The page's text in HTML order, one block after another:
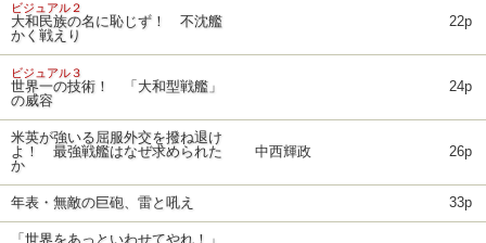
ビジュアル２
大和民族の名に恥じず！ 不沈艦
かく戦えり
22p
ビジュアル３
世界一の技術！ 「大和型戦艦」
の威容
24p
米英が強いる屈服外交を撥ね退け
よ！ 最強戦艦はなぜ求められた
か
中西輝政 26p
年表・無敵の巨砲、雷と吼え 33p
「世界をあっといわせてやれ！」